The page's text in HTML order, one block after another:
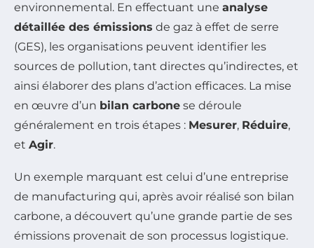
environnemental. En effectuant une analyse
détaillée des émissions de gaz à effet de serre
(GES), les organisations peuvent identifier les
sources de pollution, tant directes qu’indirectes, et
ainsi élaborer des plans d’action efficaces. La mise
en œuvre d’un bilan carbone se déroule
généralement en trois étapes : Mesurer, Réduire,
et Agir.
Un exemple marquant est celui d’une entreprise
de manufacturing qui, après avoir réalisé son bilan
carbone, a découvert qu’une grande partie de ses
émissions provenait de son processus logistique.